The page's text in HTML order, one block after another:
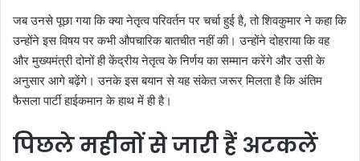
जब उनसे पूछा गया कि क्या नेतृत्व परिवर्तन पर चर्चा हुई है, तो शिवकुमार ने कहा कि
उन्होंने इस विषय पर कभी औपचारिक बातचीत नहीं की। उन्होंने दोहराया कि वह
और मुख्यमंत्री दोनों ही केंद्रीय नेतृत्व के निर्णय का सम्मान करेंगे और उसी के
अनुसार आगे बढ़ेंगे। उनके इस बयान से यह संकेत जरूर मिलता है कि अंतिम
फैसला पार्टी हाईकमान के हाथ में ही है।
पिछले महीनों से जारी हैं अटकलें